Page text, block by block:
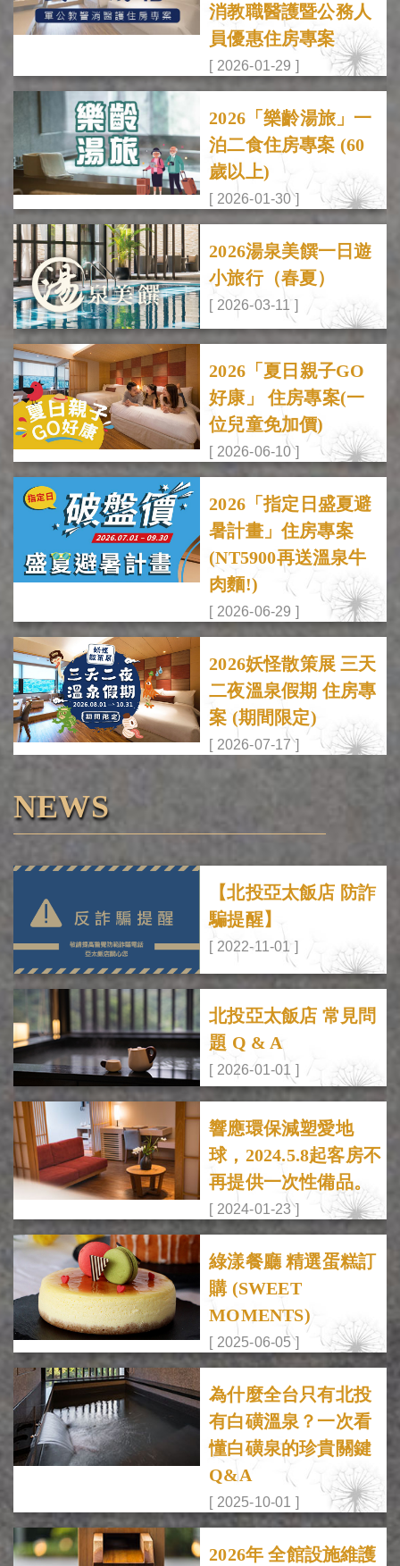
消教職醫護暨公務人
員優惠住房專案
[ 2026-01-29 ]
2026「樂齡湯旅」一
泊二食住房專案 (60
歲以上)
[ 2026-01-30 ]
2026湯泉美饌一日遊
小旅行（春夏）
[ 2026-03-11 ]
2026「夏日親子GO
好康」 住房專案(一
位兒童免加價)
[ 2026-06-10 ]
2026「指定日盛夏避
暑計畫」住房專案
(NT5900再送溫泉牛
肉麵!)
[ 2026-06-29 ]
2026妖怪散策展 三天
二夜溫泉假期 住房專
案 (期間限定)
[ 2026-07-17 ]
NEWS
【北投亞太飯店 防詐
騙提醒】
[ 2022-11-01 ]
北投亞太飯店 常見問
題 Q & A
[ 2026-01-01 ]
響應環保減塑愛地
球，2024.5.8起客房不
再提供一次性備品。
[ 2024-01-23 ]
綠漾餐廳 精選蛋糕訂
購 (SWEET
MOMENTS)
[ 2025-06-05 ]
為什麼全台只有北投
有白磺溫泉？一次看
懂白磺泉的珍貴關鍵
Q&A
[ 2025-10-01 ]
2026年 全館設施維護